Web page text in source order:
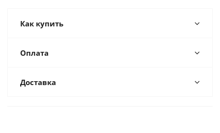
Как купить
Оплата
Доставка